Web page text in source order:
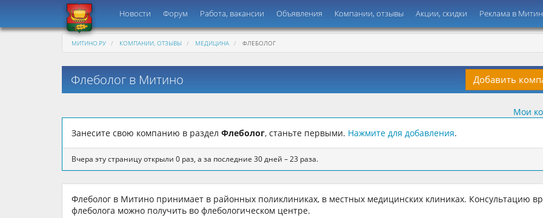
Новости Форум Работа, вакансии Объявления Компании, отзывы Акции, скидки Реклама в
МИТИНО.РУ КОМПАНИИ, ОТЗЫВЫ МЕДИЦИНА ФЛЕБОЛОГ
Флеболог в Митино Добавить
Мои
Занесите свою компанию в раздел Флеболог, станьте первыми. Нажмите для добавления.
Вчера эту страницу открыли 0 раз, а за последние 30 дней – 23 раза.
Флеболог в Митино принимает в районных поликлиниках, в местных медицинских клиниках. Консультацию
флеболога можно получить во флебологическом центре.